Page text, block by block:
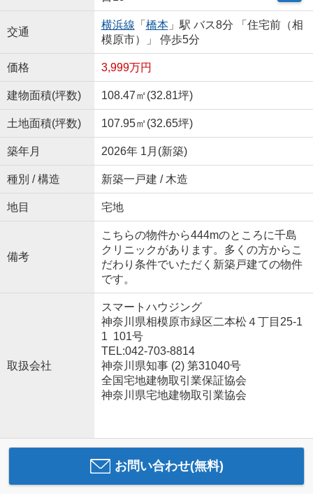
交通
横浜線 「 橋本」駅 バス8分 「住宅前（相
模原市）」 停歩5分
価格 3,999万円
建物面積(坪数) 108.47㎡(32.81坪)
土地面積(坪数) 107.95㎡(32.65坪)
築年月 2026年 1月(新築)
種別 / 構造 新築一戸建 / 木造
地目 宅地
備考
こちらの物件から444mのところに千島
クリニックがあります。多くの方からこ
だわり条件でいただく新築戸建ての物件
です。
取扱会社
スマートハウジング
神奈川県相模原市緑区二本松４丁目25-1
1 101号
TEL:042-703-8814
神奈川県知事 (2) 第31040号
全国宅地建物取引業保証協会
神奈川県宅地建物取引業協会
お問い合わせ(無料)